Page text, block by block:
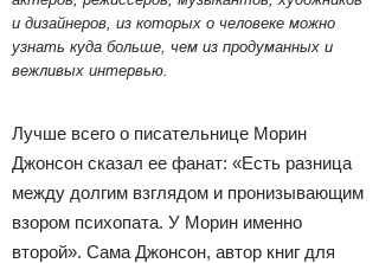
и дизайнеров, из которых о человеке можно
узнать куда больше, чем из продуманных и
вежливых интервью.
Лучше всего о писательнице Морин
Джонсон сказал ее фанат: «Есть разница
между долгим взглядом и пронизывающим
взором психопата. У Морин именно
второй». Сама Джонсон, автор книг для